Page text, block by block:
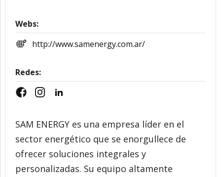
Webs:
http://www.samenergy.com.ar/
Redes:
SAM ENERGY es una empresa líder en el
sector energético que se enorgullece de
ofrecer soluciones integrales y
personalizadas. Su equipo altamente